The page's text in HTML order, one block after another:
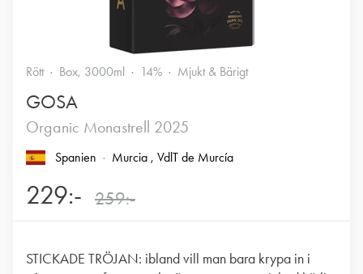
Rött Box, 3000ml 14% Mjukt & Bärigt
GOSA
Organic Monastrell 2025
Spanien Murcia , VdlT de Murcía
229:- 259:-
STICKADE TRÖJAN: ibland vill man bara krypa in i